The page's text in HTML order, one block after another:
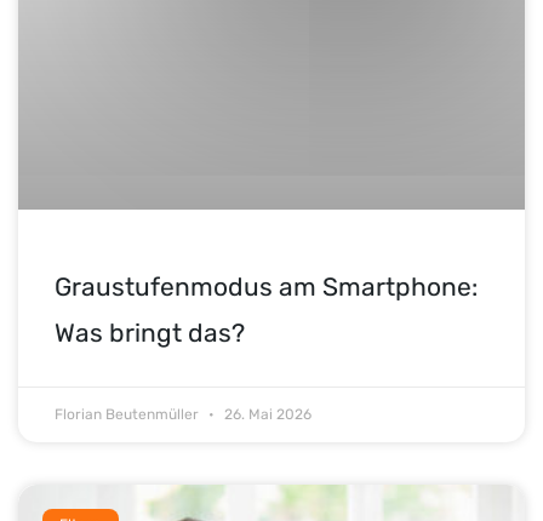
Graustufenmodus am Smartphone:
Was bringt das?
Florian Beutenmüller 26. Mai 2026